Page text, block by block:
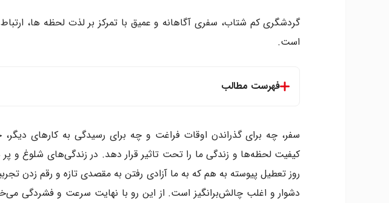
گردشگری کم شتاب، سفری آگاهانه و عمیق با تمرکز بر لذت لحظه ها،
است.
فهرست مطالب
زندگی کم‌ شتاب
جنبش غذای کم‌ شتاب و تاریخچه‌ی آن
مد کم‌ شتاب
پول کم‌ شتاب
رسانه کم‌ شتاب
سفر، چه برای گذراندن اوقات فراغت و چه برای رسیدگی به کارهای
کیفیت لحظه‌ها و زندگی ما را تحت تاثیر قرار دهد. در زندگی‌های شلوغ و
روز تعطیل پیوسته به هم که به ما آزادی رفتن به مقصدی تازه و رقم زدن
دشوار و اغلب چالش‌برانگیز است. از این رو با نهایت سرعت و فشردگی